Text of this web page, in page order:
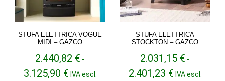
STUFA ELETTRICA VOGUE
MIDI – GAZCO
2.440,82 € -
3.125,90 €Fascia
IVA escl.
STUFA ELETTRICA
STOCKTON – GAZCO
2.031,15 € -
2.401,23 €Fascia
IVA escl.